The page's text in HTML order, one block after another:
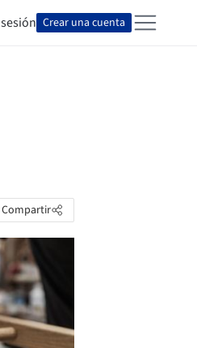
Crear una cuenta
Compartir